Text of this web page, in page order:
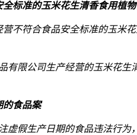
标准的玉米花生清香食用植
不符合食品安全标准的玉
有限公司生产经营的玉米花
的食品案
假生产日期的食品违法行